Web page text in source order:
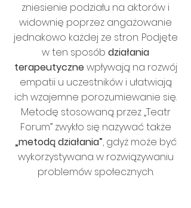
zniesienie podziału na aktorów i
widownię poprzez angażowanie
jednakowo każdej ze stron. Podjęte
w ten sposób działania
terapeutycznewpływają na rozwój
empatii u uczestników i ułatwiają
ich wzajemne porozumiewanie się.
Metodę stosowaną przez „Teatr
Forum” zwykło się nazywać także
„metodą działania”, gdyż może być
wykorzystywana w rozwiązywaniu
problemów społecznych.